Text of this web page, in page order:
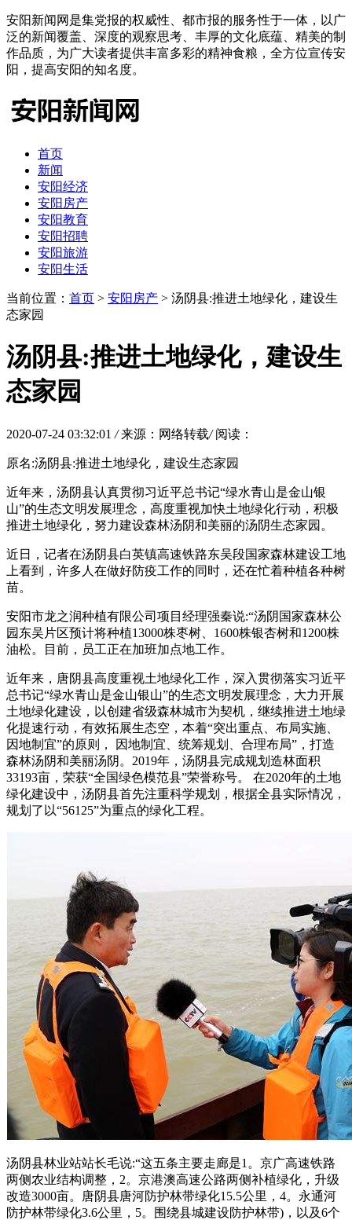
安阳新闻网是集党报的权威性、都市报的服务性于一体，以广
泛的新闻覆盖、深度的观察思考、丰厚的文化底蕴、精美的制
作品质，为广大读者提供丰富多彩的精神食粮，全方位宣传安
阳，提高安阳的知名度。
首页
新闻
安阳经济
安阳房产
安阳教育
安阳招聘
安阳旅游
安阳生活
当前位置： 首页 > 安阳房产 > 汤阴县:推进土地绿化，建设生
态家园
汤阴县:推进土地绿化，建设生
态家园
2020-07-24 03:32:01 / 来源：网络转载/ 阅读：
原名:汤阴县:推进土地绿化，建设生态家园
近年来，汤阴县认真贯彻习近平总书记“绿水青山是金山银
山”的生态文明发展理念，高度重视加快土地绿化行动，积极
推进土地绿化，努力建设森林汤阴和美丽的汤阴生态家园。
近日，记者在汤阴县白英镇高速铁路东吴段国家森林建设工地
上看到，许多人在做好防疫工作的同时，还在忙着种植各种树
苗。
安阳市龙之润种植有限公司项目经理强秦说:“汤阴国家森林公
园东吴片区预计将种植13000株枣树、1600株银杏树和1200株
油松。目前，员工正在加班加点地工作。
近年来，唐阴县高度重视土地绿化工作，深入贯彻落实习近平
总书记“绿水青山是金山银山”的生态文明发展理念，大力开展
土地绿化建设，以创建省级森林城市为契机，继续推进土地绿
化提速行动，有效拓展生态空，本着“突出重点、布局实施、
因地制宜”的原则， 因地制宜、统筹规划、合理布局”，打造
森林汤阴和美丽汤阴。2019年，汤阴县完成规划造林面积
33193亩，荣获“全国绿色模范县”荣誉称号。 在2020年的土地
绿化建设中，汤阴县首先注重科学规划，根据全县实际情况，
规划了以“56125”为重点的绿化工程。
汤阴县林业站站长毛说:“这五条主要走廊是1。京广高速铁路
两侧农业结构调整，2。京港澳高速公路两侧补植绿化，升级
改造3000亩。唐阴县唐河防护林带绿化15.5公里，4。永通河
防护林带绿化3.6公里，5。围绕县城建设防护林带)，以及6个